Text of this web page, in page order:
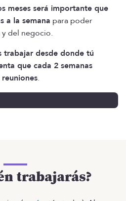
meses será importante que
a la semana para poder
del negocio.
trabajar desde donde tú
que cada 2 semanas
.
trabajarás?